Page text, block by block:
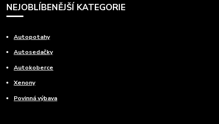
NEJOBLÍBENĚJŠÍ KATEGORIE
Autopotahy
Autosedačky
Autokoberce
Xenony
Povinná výbava